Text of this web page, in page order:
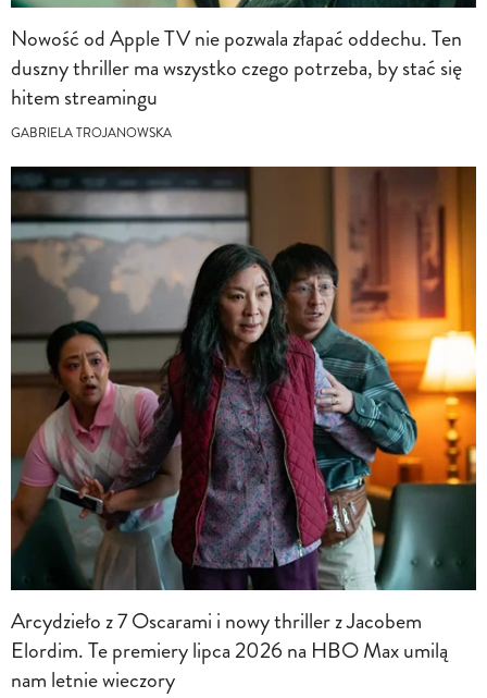
Nowość od Apple TV nie pozwala złapać oddechu. Ten
duszny thriller ma wszystko czego potrzeba, by stać się
hitem streamingu
GABRIELA TROJANOWSKA
Arcydzieło z 7 Oscarami i nowy thriller z Jacobem
Elordim. Te premiery lipca 2026 na HBO Max umilą
nam letnie wieczory